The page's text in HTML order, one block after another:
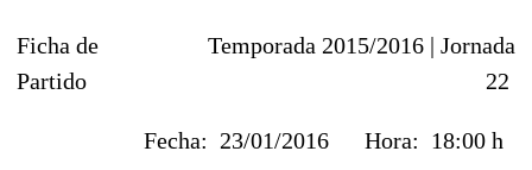
Ficha de
Partido
Temporada 2015/2016 | Jornada
22
Fecha: 23/01/2016 Hora: 18:00 h